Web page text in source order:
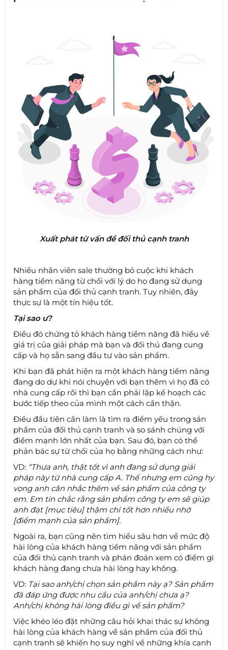
Xuất phát từ vấn đề đối thủ cạnh tranh
Nhiều nhân viên sale thường bỏ cuộc khi khách
hàng tiềm năng từ chối với lý do họ đang sử dụng
sản phẩm của đối thủ cạnh tranh. Tuy nhiên, đây
thực sự là một tín hiệu tốt.
Tại sao ư?
Điều đó chứng tỏ khách hàng tiềm năng đã hiểu về
giá trị của giải pháp mà bạn và đối thủ đang cung
cấp và họ sẵn sang đầu tư vào sản phẩm.
Khi bạn đã phát hiện ra một khách hàng tiềm năng
đang do dự khi nói chuyện với bạn thêm vì họ đã có
nhà cung cấp rồi thì bạn cần phải lập kế hoạch các
bước tiếp theo của mình một cách cẩn thận.
Điều đầu tiên cần làm là tìm ra điểm yếu trong sản
phẩm của đối thủ cạnh tranh và so sánh chúng với
điểm mạnh lớn nhất của bạn. Sau đó, bạn có thể
phản bác sự từ chối của họ bằng những cách như:
VD: “Thưa anh, thật tốt vì anh đang sử dụng giải
pháp này từ nhà cung cấp A. Thế nhưng em cũng hy
vọng anh cân nhắc thêm về sản phẩm của công ty
em. Em tin chắc rằng sản phẩm công ty em sẽ giúp
anh đạt [mục tiêu] thậm chí tốt hơn nhiều nhờ
[điểm mạnh của sản phẩm].
Ngoài ra, bạn cũng nên tìm hiểu sâu hơn về mức độ
hài lòng của khách hàng tiềm năng với sản phẩm
của đối thủ cạnh tranh và phán đoán xem có điểm gì
khách hàng đang chưa hài lòng hay không.
VD: Tại sao anh/chị chọn sản phẩm này ạ? Sản phẩm
đã đáp ứng được nhu cầu của anh/chị chưa ạ?
Anh/chị không hài lòng điều gì về sản phẩm?
Việc khéo léo đặt những câu hỏi khai thác sự không
hài lòng của khách hàng về sản phẩm của đối thủ
cạnh tranh sẽ khiến họ suy nghĩ về những khía cạnh